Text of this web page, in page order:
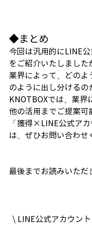
◆まとめ
今回は汎用的にLINE
をご紹介いたしました
業界によって、どの
のように出し分けるの
KNOTBOXでは、業界
他の活用までご提案可
「獲得×LINE公式ア
は、ぜひお問い合わせ
最後までお読みいただ
\ LINE公式アカウン